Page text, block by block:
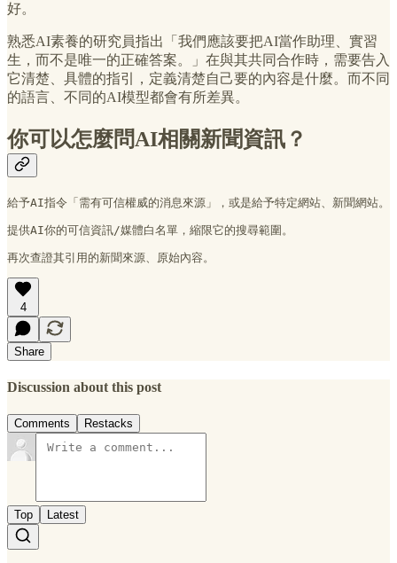
好。
熟悉AI素養的研究員指出「我們應該要把AI當作助理、實習
生，而不是唯一的正確答案。」在與其共同合作時，需要告入
它清楚、具體的指引，定義清楚自己要的內容是什麼。而不同
的語言、不同的AI模型都會有所差異。
你可以怎麼問AI相關新聞資訊？
給予AI指令「需有可信權威的消息來源」，或是給予特定網站、新聞網站。
提供AI你的可信資訊/媒體白名單，縮限它的搜尋範圍。
再次查證其引用的新聞來源、原始內容。
4
Share
Discussion about this post
Comments Restacks
Top Latest